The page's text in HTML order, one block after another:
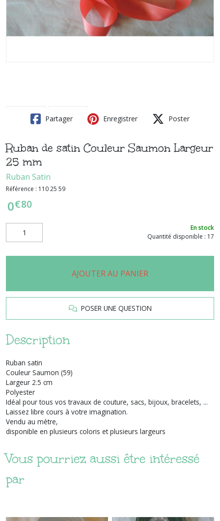
Partager Enregistrer Poster
Ruban de satin Couleur Saumon Largeur
25 mm
Ruban Satin
Référence : 110 25 59
0€80
En stock
Quantité disponible : 17
AJOUTER AU PANIER
POSER UNE QUESTION
Description
Ruban satin
Couleur Saumon (59)
Largeur 2.5 cm
Polyester
Idéal pour tous vos travaux de couture, sacs, bijoux, bracelets, ...
Laissez libre cours à votre imagination.
Vendu au mètre,
disponible en plusieurs coloris et plusieurs largeurs
Vous pourriez aussi être intéressé
par